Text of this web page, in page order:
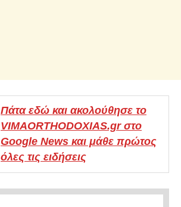
Πάτα εδώ και ακολούθησε το
VIMAORTHODOXIAS.gr στο
Google News και μάθε πρώτος
όλες τις ειδήσεις